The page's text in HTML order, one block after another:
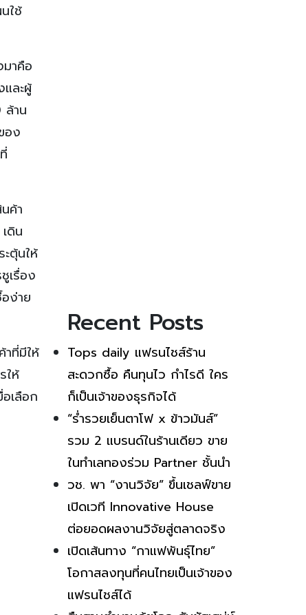
ใช้
าคือ
ละผู้
ล้าน
อง
ค้า
ดิน
ตุ้นให้
เรื่อง
ง่าย
ที่มีให้
ให้
เลือก
Recent Posts
Tops daily แฟรนไชส์ร้าน
สะดวกซื้อ คืนทุนไว กำไรดี ใคร
ก็เป็นเจ้าของธุรกิจได้
“ร่ำรวยเย็นตาโฟ x ข้าวมันส์”
รวม 2 แบรนด์ในร้านเดียว ขาย
ในทำเลทองร่วม Partner ชั้นนำ
วช. พา “งานวิจัย” ขึ้นเชลฟ์ขาย
เปิดเวที Innovative House
ต่อยอดผลงานวิจัยสู่ตลาดจริง
เปิดเส้นทาง “กาแฟพันธุ์ไทย”
โอกาสลงทุนที่คนไทยเป็นเจ้าของ
แฟรนไชส์ได้